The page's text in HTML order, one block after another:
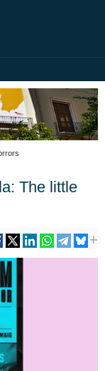
The little